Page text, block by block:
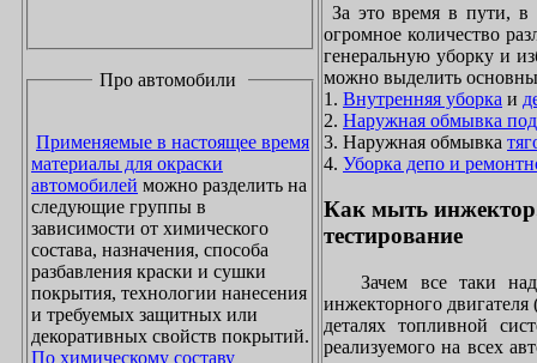
Про автомобили
Применяемые в настоящее время
материалы для окраски
автомобилей можно разделить на
следующие группы в
зависимости от химического
состава, назначения, способа
разбавления краски и сушки
покрытия, технологии нанесения
и требуемых защитных или
декоративных свойств покрытий.
По химическому составу
За это время в пути,
огромное количество
генеральную уборку и
можно выделить
1. Внутренняя уборка и
2. Наружная обмывка
3. Наружная обмывка
4. Уборка депо и
Как мыть
тестирование
Зачем все таки
инжекторного
деталях топливной
реализуемого на всех